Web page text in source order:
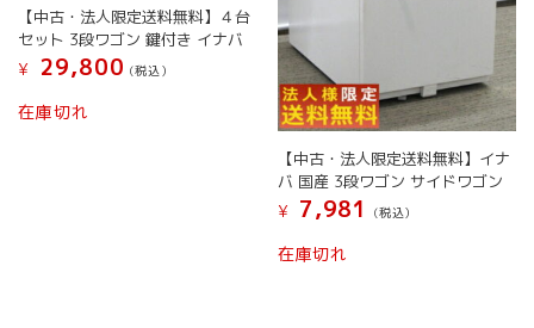
【中古・法人限定送料無料】４台
セット 3段ワゴン 鍵付き イナバ
¥
29,800 (税込）
在庫切れ
【中古・法人限定送料無料】イナ
バ 国産 3段ワゴン サイドワゴン
¥
7,981 (税込）
在庫切れ